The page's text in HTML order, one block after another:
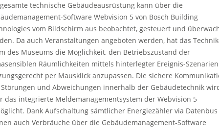
technische Gebäudeausrüstung kann über die
Software Webvision 5 von Bosch Building
vom Bildschirm aus beobachtet, gesteuert und
Da auch Veranstaltungen angeboten werden, hat das
des Museums die Möglichkeit, den Betriebszustand der
Räumlichkeiten mittels hinterlegter Ereignis-Szenarien
per Mausklick anzupassen. Die sichere
und Abweichungen innerhalb der Gebäudetechnik
das integrierte Meldemanagementsystem der Webvision 5
Dank Aufschaltung sämtlicher Energiezähler via Datenbus
auch Verbräuche über die Gebäudemanagement-Software